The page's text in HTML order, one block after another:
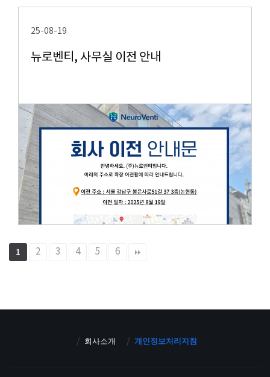
25-08-19
뉴로벤티, 사무실 이전 안내
1 2 3 4 5 6
회사소개 개인정보처리지침